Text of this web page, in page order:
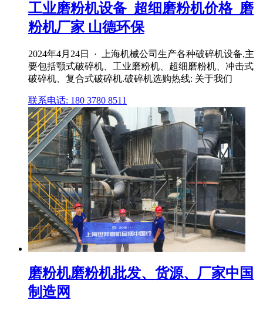
工业磨粉机设备_超细磨粉机价格_磨
粉机厂家 山德环保
2024年4月24日 · 上海机械公司生产各种破碎机设备,主
要包括颚式破碎机、工业磨粉机、超细磨粉机、冲击式
破碎机、复合式破碎机.破碎机选购热线: 关于我们
联系电话: 180 3780 8511
磨粉机磨粉机批发、货源、厂家中国
制造网